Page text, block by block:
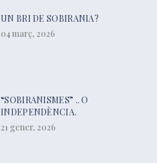
UN BRI DE SOBIRANIA?
04 març, 2026
“SOBIRANISMES” .. O
INDEPENDÈNCIA.
21 gener, 2026